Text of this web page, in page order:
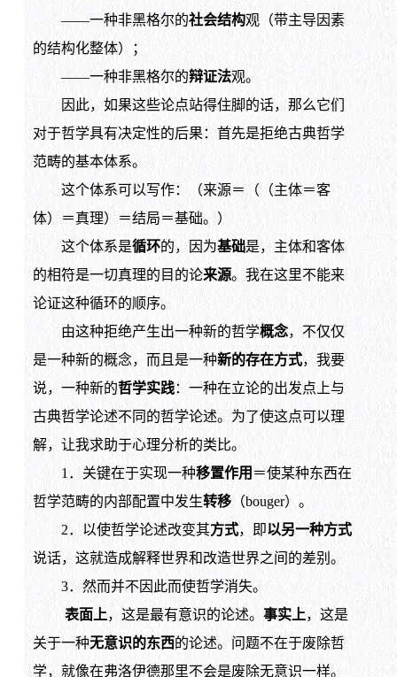
——一种非黑格尔的社会结构观（带主导因素
的结构化整体）；
——一种非黑格尔的辩证法观。
因此，如果这些论点站得住脚的话，那么它们
对于哲学具有决定性的后果：首先是拒绝古典哲学
范畴的基本体系。
这个体系可以写作：（来源＝（（主体＝客
体）＝真理）＝结局＝基础。）
这个体系是循环的，因为基础是，主体和客体
的相符是一切真理的目的论来源。我在这里不能来
论证这种循环的顺序。
由这种拒绝产生出一种新的哲学概念，不仅仅
是一种新的概念，而且是一种新的存在方式，我要
说，一种新的哲学实践：一种在立论的出发点上与
古典哲学论述不同的哲学论述。为了使这点可以理
解，让我求助于心理分析的类比。
1．关键在于实现一种移置作用 ＝使某种东西在
哲学范畴的内部配置中发生转移（bouger）。
2．以使哲学论述改变其方式，即以另一种方式
说话，这就造成解释世界和改造世界之间的差别。
3．然而并不因此而使哲学消失。
表面上，这是最有意识的论述。 事实上，这是
关于一种无意识的东西的论述。问题不在于废除哲
学，就像在弗洛伊德那里不会是废除无意识一样。